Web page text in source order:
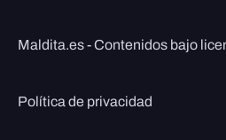
Maldita.es - Contenidos bajo
Política de privacidad